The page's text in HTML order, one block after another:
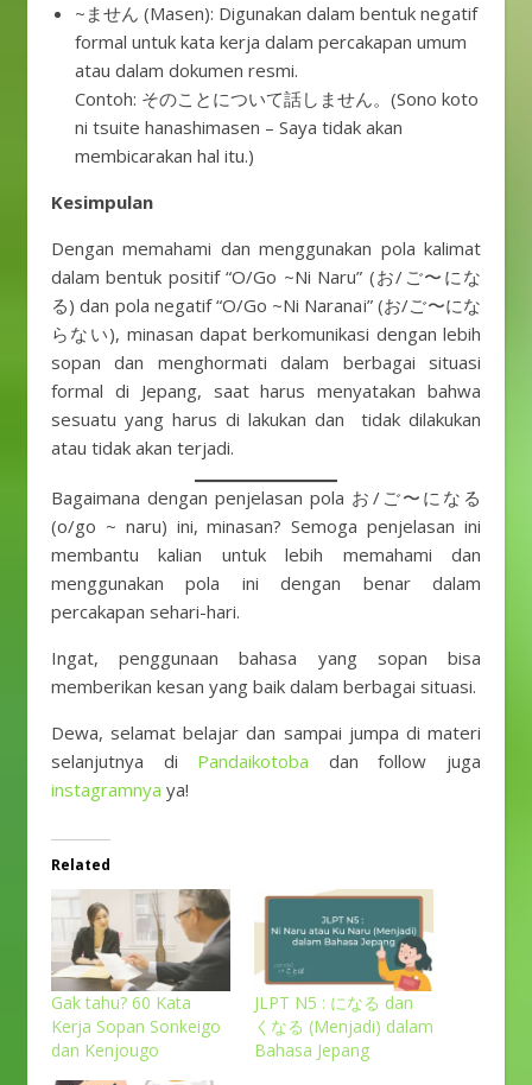
~ません (Masen): Digunakan dalam bentuk negatif
formal untuk kata kerja dalam percakapan umum
atau dalam dokumen resmi.
Contoh: そのことについて話しません。(Sono koto
ni tsuite hanashimasen – Saya tidak akan
membicarakan hal itu.)
Kesimpulan
Dengan memahami dan menggunakan pola kalimat
dalam bentuk positif “O/Go ~Ni Naru” (お/ご〜にな
る) dan pola negatif “O/Go ~Ni Naranai” (お/ご〜にな
らない), minasan dapat berkomunikasi dengan lebih
sopan dan menghormati dalam berbagai situasi
formal di Jepang, saat harus menyatakan bahwa
sesuatu yang harus di lakukan dan tidak dilakukan
atau tidak akan terjadi.
Bagaimana dengan penjelasan pola お/ご〜になる
(o/go ~ naru) ini, minasan? Semoga penjelasan ini
membantu kalian untuk lebih memahami dan
menggunakan pola ini dengan benar dalam
percakapan sehari-hari.
Ingat, penggunaan bahasa yang sopan bisa
memberikan kesan yang baik dalam berbagai situasi.
Dewa, selamat belajar dan sampai jumpa di materi
selanjutnya di Pandaikotoba dan follow juga
instagramnya ya!
Related
Gak tahu? 60 Kata
Kerja Sopan Sonkeigo
dan Kenjougo
JLPT N5 : になる dan
くなる (Menjadi) dalam
Bahasa Jepang